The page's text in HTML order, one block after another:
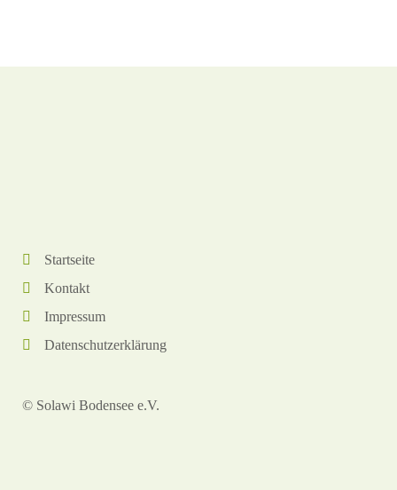
Startseite
Kontakt
Impressum
Datenschutzerklärung
© Solawi Bodensee e.V.